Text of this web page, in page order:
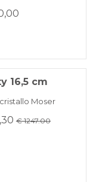
16,5 cm
Moser
€ 1247.00